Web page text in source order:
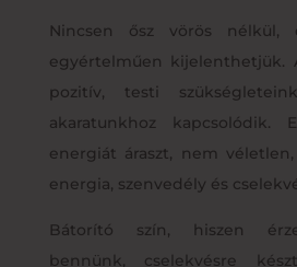
Nincsen ősz vörös nélkül,
egyértelműen kijelenthetjük.
pozitív, testi
akaratunkhoz kapcsolódik.
energiát áraszt, nem
energia, szenvedély és
Bátorító szín, hiszen
bennünk, cselekvésre